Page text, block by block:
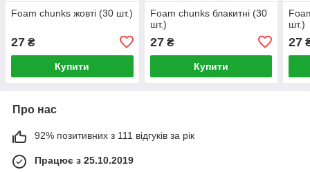
Foam chunks жовті (30 шт.)
27 ₴
Купити
Foam chunks блакитні (30
шт.)
27₴
Купити
шт.)
27
Про нас
92% позитивних з 111 відгуків за рік
Працює з 25.10.2019